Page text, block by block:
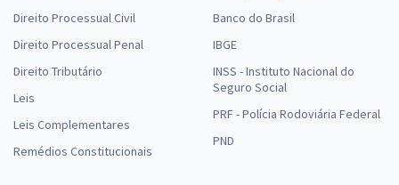
Direito Processual Civil
Direito Processual Penal
Direito Tributário
Leis
Leis Complementares
Remédios Constitucionais
Banco do Brasil
IBGE
INSS - Instituto Nacional do
Seguro Social
PRF - Polícia Rodoviária Federal
PND